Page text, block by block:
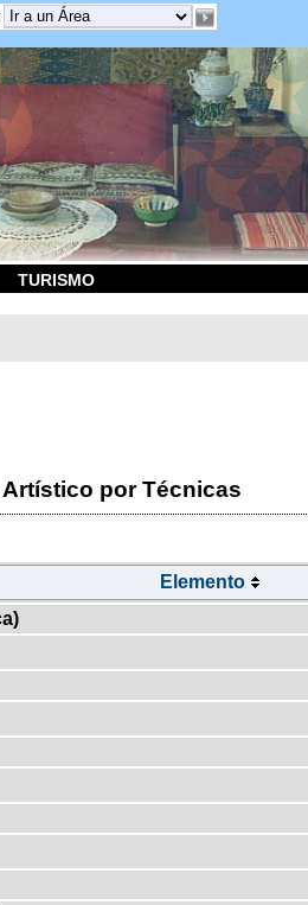
TURISMO
por Técnicas
Elemento